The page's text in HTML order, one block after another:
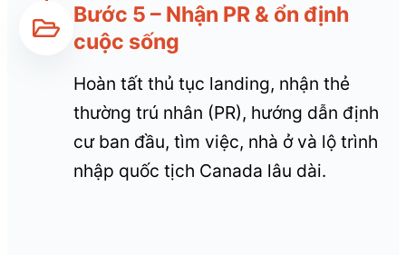
Bước 5 – Nhận PR & ổn định
cuộc sống
Hoàn tất thủ tục landing, nhận thẻ
thường trú nhân (PR), hướng dẫn định
cư ban đầu, tìm việc, nhà ở và lộ trình
nhập quốc tịch Canada lâu dài.